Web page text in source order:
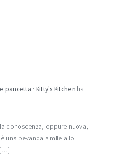
pancetta · Kitty's Kitchen ha
conoscenza, oppure nuova,
una bevanda simile allo
[…]